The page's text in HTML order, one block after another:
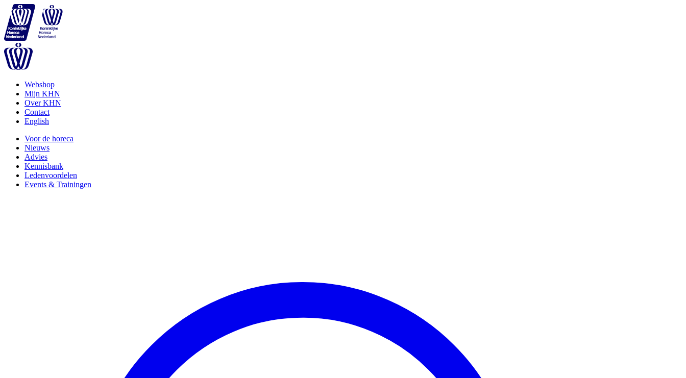
Webshop
Mijn KHN
Over KHN
Contact
English
Voor de horeca
Nieuws
Advies
Kennisbank
Ledenvoordelen
Events & Trainingen